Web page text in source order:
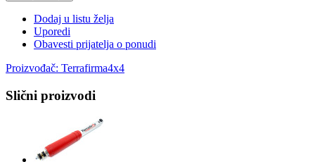
Dodaj u listu želja
Uporedi
Obavesti prijatelja o ponudi
Proizvođač: Terrafirma4x4
Slični proizvodi